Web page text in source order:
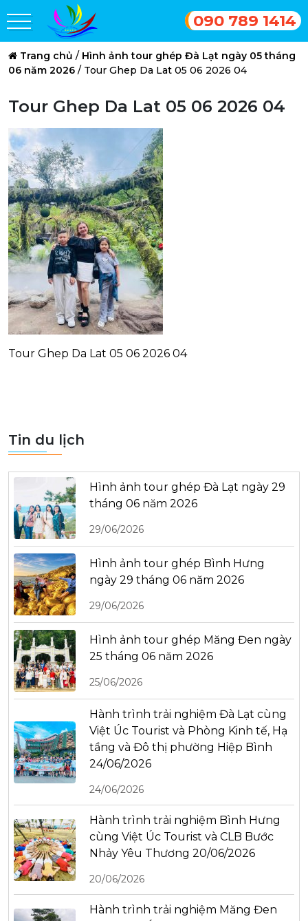
090 789 1414
Trang chủ / Hình ảnh tour ghép Đà Lạt ngày 05 tháng
06 năm 2026 / Tour Ghep Da Lat 05 06 2026 04
Tour Ghep Da Lat 05 06 2026 04
Tour Ghep Da Lat 05 06 2026 04
Tin du lịch
Hình ảnh tour ghép Đà Lạt ngày 29
tháng 06 năm 2026
29/06/2026
Hình ảnh tour ghép Bình Hưng
ngày 29 tháng 06 năm 2026
29/06/2026
Hình ảnh tour ghép Măng Đen ngày
25 tháng 06 năm 2026
25/06/2026
Hành trình trải nghiệm Đà Lạt cùng
Việt Úc Tourist và Phòng Kinh tế, Hạ
tầng và Đô thị phường Hiệp Bình
24/06/2026
24/06/2026
Hành trình trải nghiệm Bình Hưng
cùng Việt Úc Tourist và CLB Bước
Nhảy Yêu Thương 20/06/2026
20/06/2026
Hành trình trải nghiệm Măng Đen